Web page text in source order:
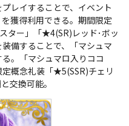
レイすることで、イベント
獲得利用できる。期間限定
ター」「★4(SR)レッド･ボッ
備することで、「マシュマ
。「マシュマロ入りココ
概念礼装「★5(SSR)チェリ
交換可能。